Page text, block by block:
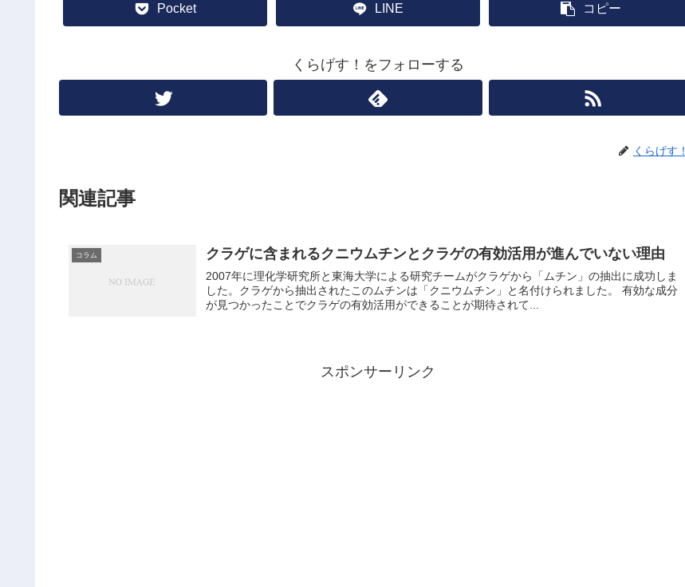
Pocket LINE コピー
くらげす！をフォローする
くらげす！
関連記事
コラム クラゲに含まれるクニウムチンとクラゲの有効活用が進んでいない理由
2007年に理化学研究所と東海大学による研究チームがクラゲから「ムチン」の抽出に成功しま
した。クラゲから抽出されたこのムチンは「クニウムチン」と名付けられました。 有効な成分
が見つかったことでクラゲの有効活用ができることが期待されて...
スポンサーリンク